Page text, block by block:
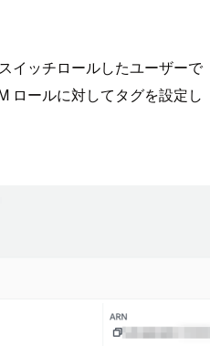
イッチロールしたユーザーで
ロールに対してタグを設定し